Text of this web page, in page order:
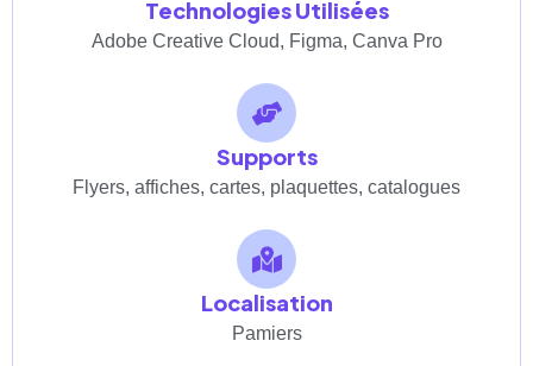
Technologies Utilisées
Adobe Creative Cloud, Figma, Canva Pro
Supports
Flyers, affiches, cartes, plaquettes, catalogues
Localisation
Pamiers